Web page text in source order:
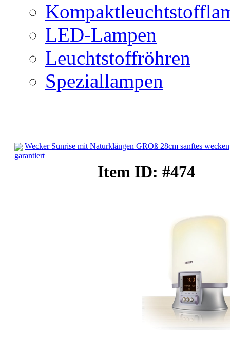
LED-Lampen
Leuchtstoffröhren
Speziallampen
Wecker Sunrise mit Naturklängen GROß 28cm sanftes wecken
garantiert
Item ID: #474